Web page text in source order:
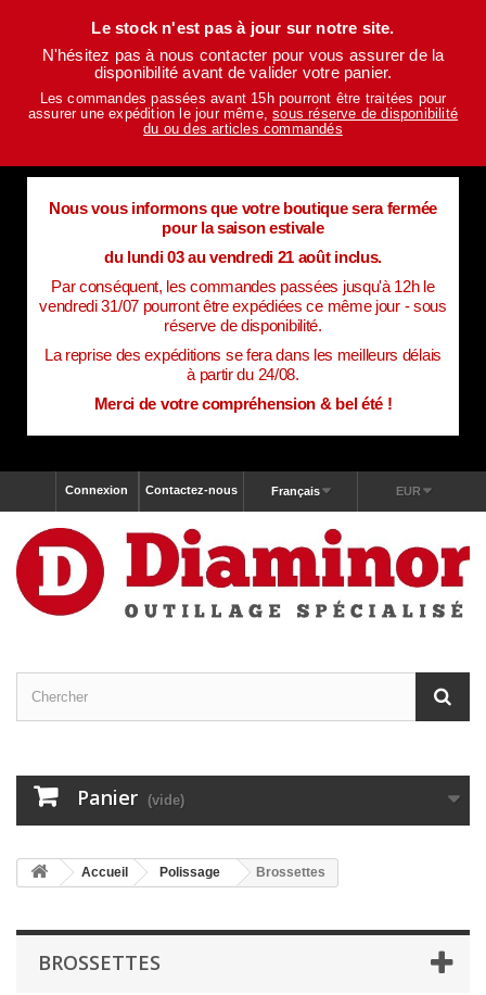
Le stock n'est pas à jour sur notre site.
N'hésitez pas à nous contacter pour vous assurer de la
disponibilité avant de valider votre panier.
Les commandes passées avant 15h pourront être traitées pour
assurer une expédition le jour même,sous réserve de disponibilité
du ou des articles commandés
Nous vous informons que votre boutique sera fermée
pour la saison estivale
du lundi 03 au vendredi 21 août inclus.
Par conséquent, les commandes passées jusqu'à 12h le
vendredi 31/07 pourront être expédiées ce même jour - sous
réserve de disponibilité.
La reprise des expéditions se fera dans les meilleurs délais
à partir du 24/08.
Merci de votre compréhension & bel été !
EUR
Français
Contactez-nous
Connexion
Panier (vide)
Accueil Polissage Brossettes
BROSSETTES